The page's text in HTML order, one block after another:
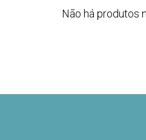
Não há produtos